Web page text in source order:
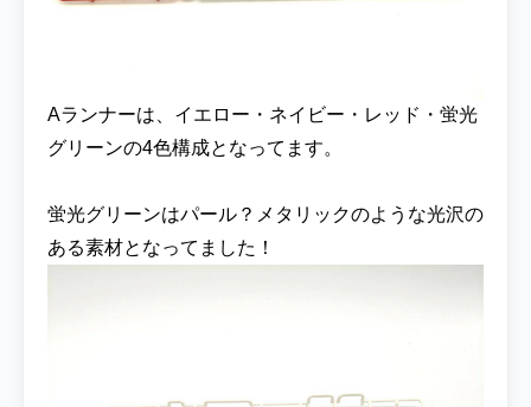
ニメカラー (青)胸部・両肩・フロントアーマ
ー・サイドアーマー・リアアーマー②UG01
③UG20 ガンダムカラー・フォー・ビルダー
ズ RX-78レッド Ver.アニメカラー (赤)腰回
り・スリッパ・ウイングユニット・シールド
Aランナーは、イエロー・ネイビー・レッド・蛍光
グリーンの4色構成となってます。
蛍光グリーンはパール？メタリックのような光沢の
ある素材となってました！